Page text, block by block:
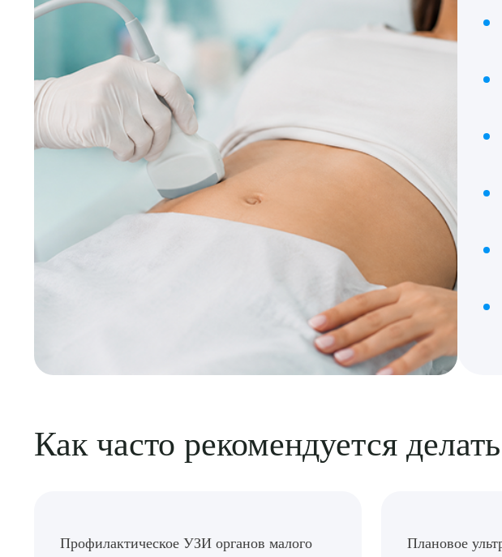
Как часто рекомендуется
Профилактическое УЗИ органов малого
Плановое